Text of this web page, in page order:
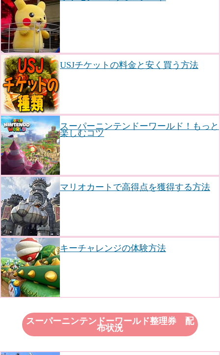
USJチケットの料金と安く買う方法
スーパーニンテンドーワールド！もっと
楽しむコツ
マリオカートで高得点を獲得する方法
キーチャレンジの体験方法
スーパーニンテンドーワールド整理券 配
布状況